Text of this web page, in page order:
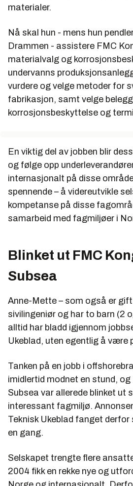
materialer.
Nå skal hun - mens hun
Drammen - assistere FMC
materialvalg og
undervanns
vurdere og velge metoder for
fabrikasjon, samt velge
korrosjonsbeskyttelse og
En viktig del av jobben blir
og følge opp
internasjonalt på disse
spennende – å videreutvikle
kompetanse på disse
samarbeid med fagmiljøer i
Blinket ut FMC
Subsea
Anne-Mette – som også er gift
sivilingeniør og har to barn (2
alltid har bladd igjennom
Ukeblad, uten egentlig å være
Tanken på en jobb i
imidlertid modnet en stund,
Subsea var allerede blinket ut
interessant fagmiljø.
Teknisk Ukeblad fanget
en gang.
Selskapet trengte flere
2004 fikk en rekke nye og